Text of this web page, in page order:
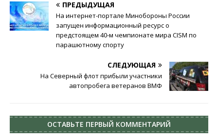
ПРЕДЫДУЩАЯ
На интернет-портале Минобороны России
запущен информационный ресурс о
предстоящем 40-м чемпионате мира CISM по
парашютному спорту
СЛЕДУЮЩАЯ
На Северный флот прибыли участники
автопробега ветеранов ВМФ
ОСТАВЬТЕ ПЕРВЫЙ КОММЕНТАРИЙ